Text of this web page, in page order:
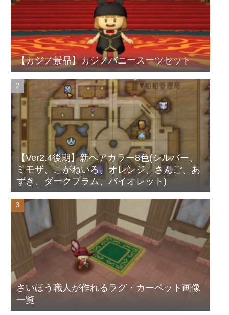
【カジノ景品】カジノバニースーツセット
【Ver2.4後期】新ヘアカラー8色(シルバー、
ミモザ、こがねいろ、オレンジ、さんご、あ
ずき、ダークプラム、バイオレット)
さいほう職人が作れるラグ・カーペット画像
一覧